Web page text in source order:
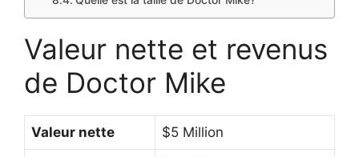
Valeur nette et revenus
de Doctor Mike
Valeur nette $5 Million